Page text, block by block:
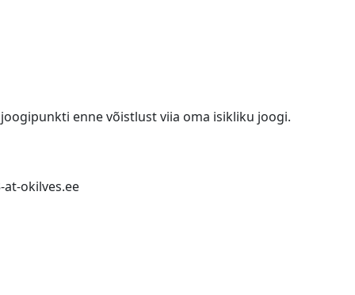
enne võistlust viia oma isikliku joogi.
okilves.ee